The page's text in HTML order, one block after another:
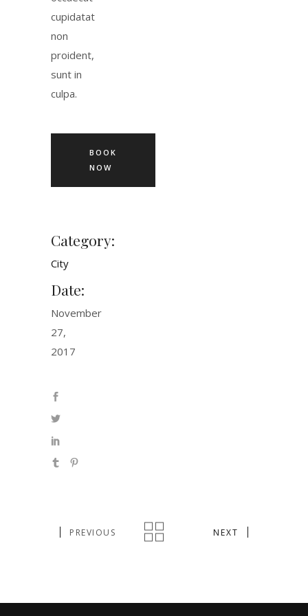
cupidatat
non
proident,
sunt in
culpa.
BOOK
NOW
Category:
City
Date:
November
27,
2017
PREVIOUS NEXT